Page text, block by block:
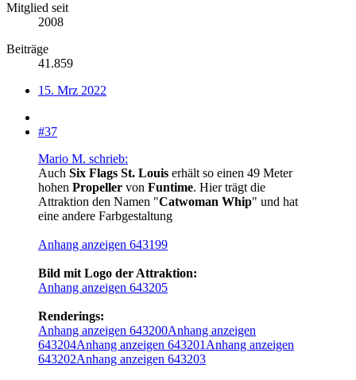
Mitglied seit
2008
Beiträge
41.859
15. Mrz 2022
#37
Mario M. schrieb:
Auch Six Flags St. Louis erhält so einen 49 Meter
hohen Propeller von Funtime. Hier trägt die
Attraktion den Namen "Catwoman Whip" und hat
eine andere Farbgestaltung
Anhang anzeigen 643199
Bild mit Logo der Attraktion:
Anhang anzeigen 643205
Renderings:
Anhang anzeigen 643200Anhang anzeigen
643204Anhang anzeigen 643201 Anhang anzeigen
643202Anhang anzeigen 643203